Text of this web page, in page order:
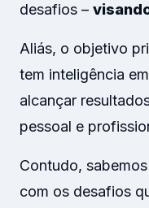
desafios –
Aliás, o objetivo
tem inteligência
alcançar
pessoal e
Contudo,
com os desafios